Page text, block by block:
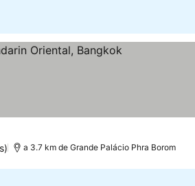
a 3.7 km de Grande Palácio Phra Borom